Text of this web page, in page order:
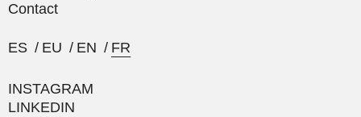
INSTAGRAM
LINKEDIN
Contact
ES / EU / EN / FR